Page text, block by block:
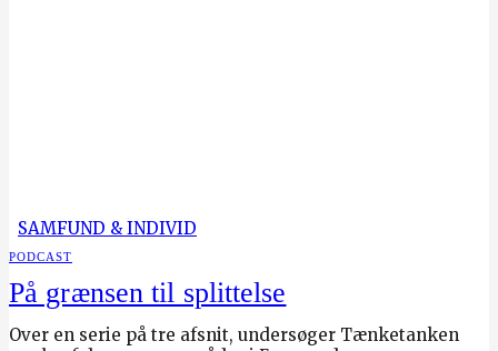
SAMFUND & INDIVID
PODCAST
På grænsen til splittelse
Over en serie på tre afsnit, undersøger Tænketanken